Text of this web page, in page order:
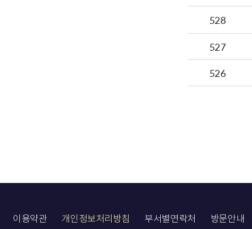
528
527
526
이용약관 개인정보처리방침 부서별연락처 방문안내